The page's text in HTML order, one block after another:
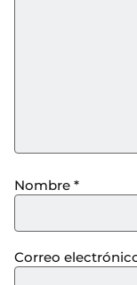
Nombre *
Correo